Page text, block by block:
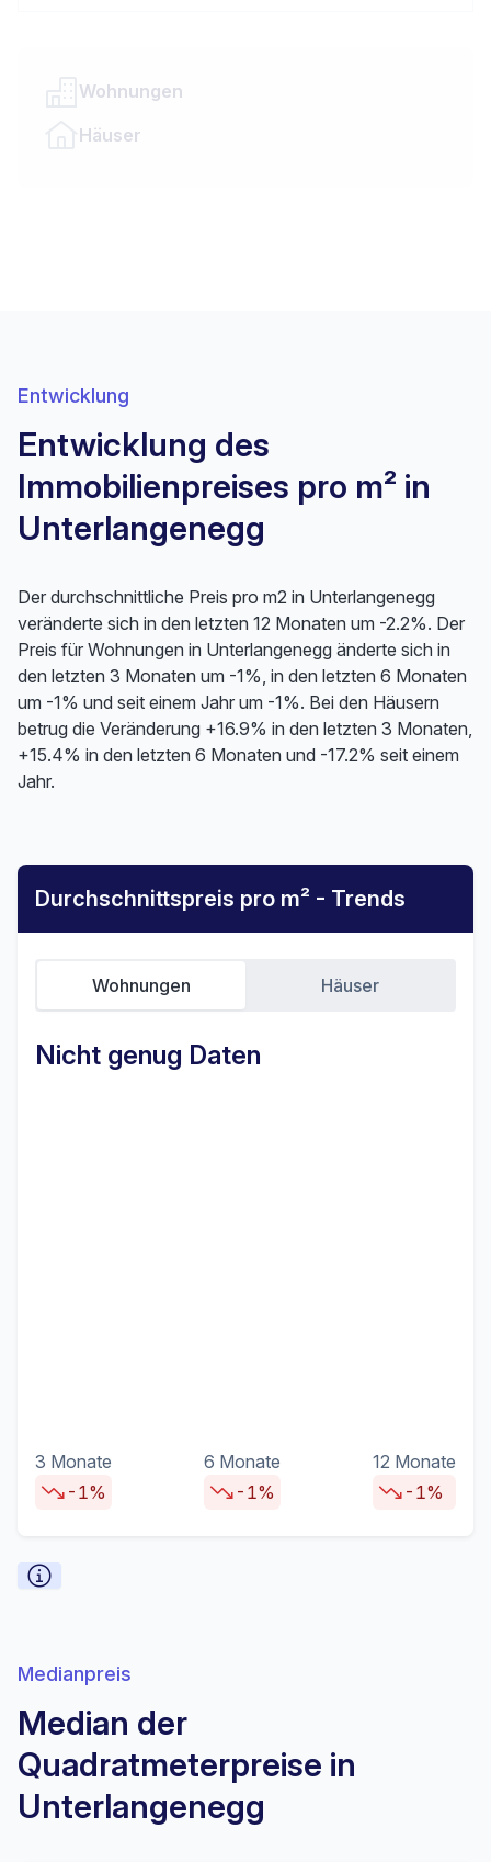
Wohnungen
Häuser
Entwicklung
Entwicklung des
Immobilienpreises pro m² in
Unterlangenegg
Der durchschnittliche Preis pro m2 in Unterlangenegg
veränderte sich in den letzten 12 Monaten um -2.2%. Der
Preis für Wohnungen in Unterlangenegg änderte sich in
den letzten 3 Monaten um -1%, in den letzten 6 Monaten
um -1% und seit einem Jahr um -1%. Bei den Häusern
betrug die Veränderung +16.9% in den letzten 3 Monaten,
+15.4% in den letzten 6 Monaten und -17.2% seit einem
Jahr.
Durchschnittspreis pro m² - Trends
Nicht genug Daten
Wohnungen Häuser
3 Monate
-1%
6 Monate
-1%
12 Monate
-1%
Medianpreis
Median der
Quadratmeterpreise in
Unterlangenegg